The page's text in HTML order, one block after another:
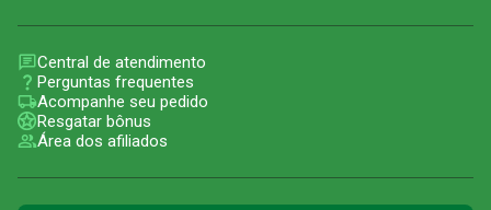
Central de atendimento
Perguntas frequentes
Acompanhe seu pedido
Resgatar bônus
Área dos afiliados